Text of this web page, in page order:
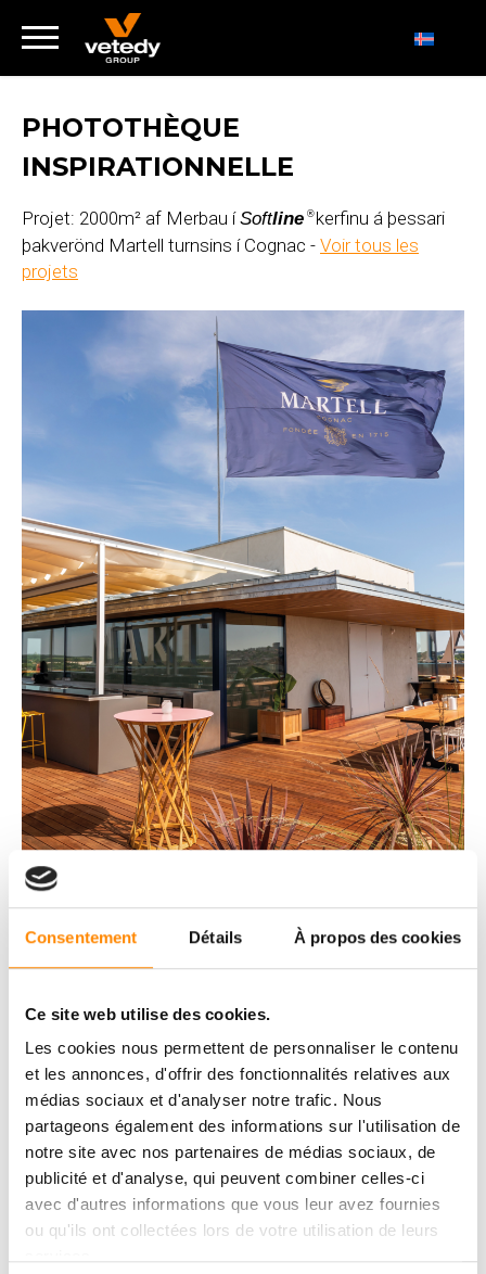
Consentement Détails À propos des cookies
Ce site web utilise des cookies.
Les cookies nous permettent de personnaliser le contenu
et les annonces, d'offrir des fonctionnalités relatives aux
médias sociaux et d'analyser notre trafic. Nous
partageons également des informations sur l'utilisation de
notre site avec nos partenaires de médias sociaux, de
publicité et d'analyse, qui peuvent combiner celles-ci
avec d'autres informations que vous leur avez fournies
ou qu'ils ont collectées lors de votre utilisation de leurs
PHOTOTHÈQUE
INSPIRATIONNELLE
Projet: 2000m² af Merbau íSoftline ®kerfinu á þessari
þakverönd Martell turnsins í Cognac - Voir tous les
projets